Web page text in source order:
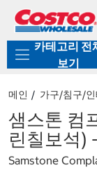
로
기
가
카테고리 전
보기
메인 가구/침구/인
샘스톤 컴
린칠보석)
Samstone